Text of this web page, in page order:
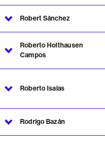
Robert Sánchez
Roberto Holthausen
Campos
Roberto Isaías
Rodrigo Bazán